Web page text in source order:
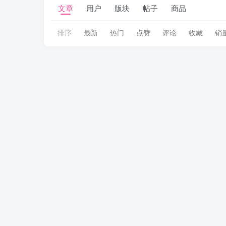
文章 用户 版块 帖子 商品
排序 最新 热门 点赞 评论 收藏 销